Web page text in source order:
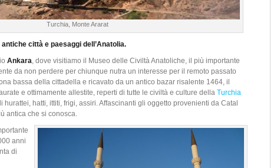
Turchia, Monte Ararat
città e paesaggi dell’Anatolia.
Ankara, dove visitiamo il Museo delle Civiltà Anatoliche, il più importante
da non perdere per chiunque nutra un interesse per il remoto passato
bassa della cittadella e ricavato da un antico bazar risalente 1464, il
e ottimamente allestite, reperti di tutte le civiltà e culture della Turchia
hatti, ittiti, frigi, assiri. Affascinanti gli oggetto provenienti da Catal
antica che si conosca.
anni
di